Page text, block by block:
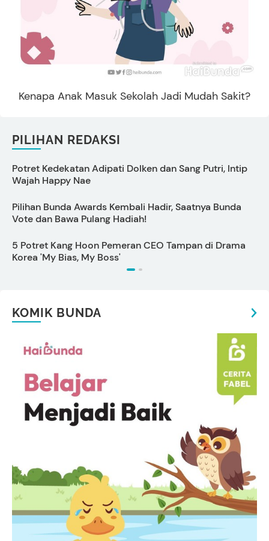
Kenapa Anak Masuk Sekolah Jadi Mudah Sakit?
PILIHAN REDAKSI
Potret Kedekatan Adipati Dolken dan Sang Putri, Intip
Wajah Happy Nae
Pilihan Bunda Awards Kembali Hadir, Saatnya Bunda
Vote dan Bawa Pulang Hadiah!
5 Potret Kang Hoon Pemeran CEO Tampan di Drama
Korea 'My Bias, My Boss'
KOMIK BUNDA